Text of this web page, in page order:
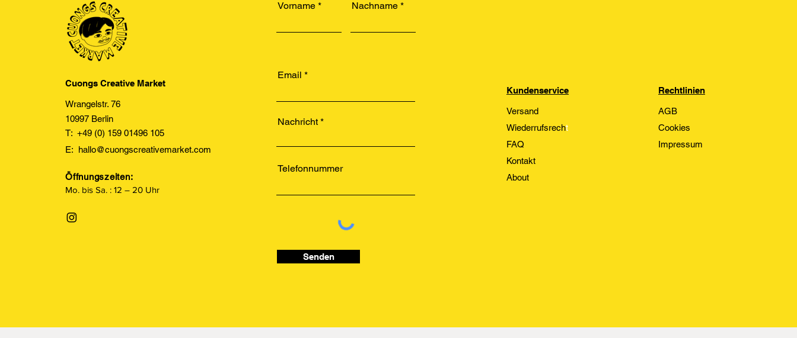
Cuongs Creative Market
Wrangelstr. 76
10997 Berlin
T: +49 (0) 159 01496 105
E: hallo@cuongscreativemarket.com
Öffnungszeiten:
Mo. bis Sa. : 12 – 20 Uhr
Vorname Nachname
Email
Nachricht
Telefonnummer
Senden
Kundenservice
Versand
Wiederrufsrecht
FAQ
Kontakt
About
Rechtlinien
AGB
Cookies
Impressum